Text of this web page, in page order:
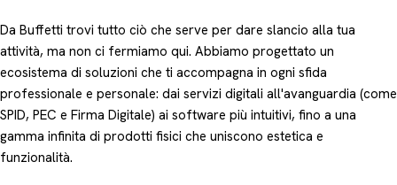
Da Buffetti trovi tutto ciò che serve per dare slancio alla tua
attività, ma non ci fermiamo qui. Abbiamo progettato un
ecosistema di soluzioni che ti accompagna in ogni sfida
professionale e personale: dai servizi digitali all'avanguardia (come
SPID, PEC e Firma Digitale) ai software più intuitivi, fino a una
gamma infinita di prodotti fisici che uniscono estetica e
funzionalità.